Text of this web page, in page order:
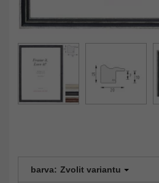
barva: Zvolit variantu